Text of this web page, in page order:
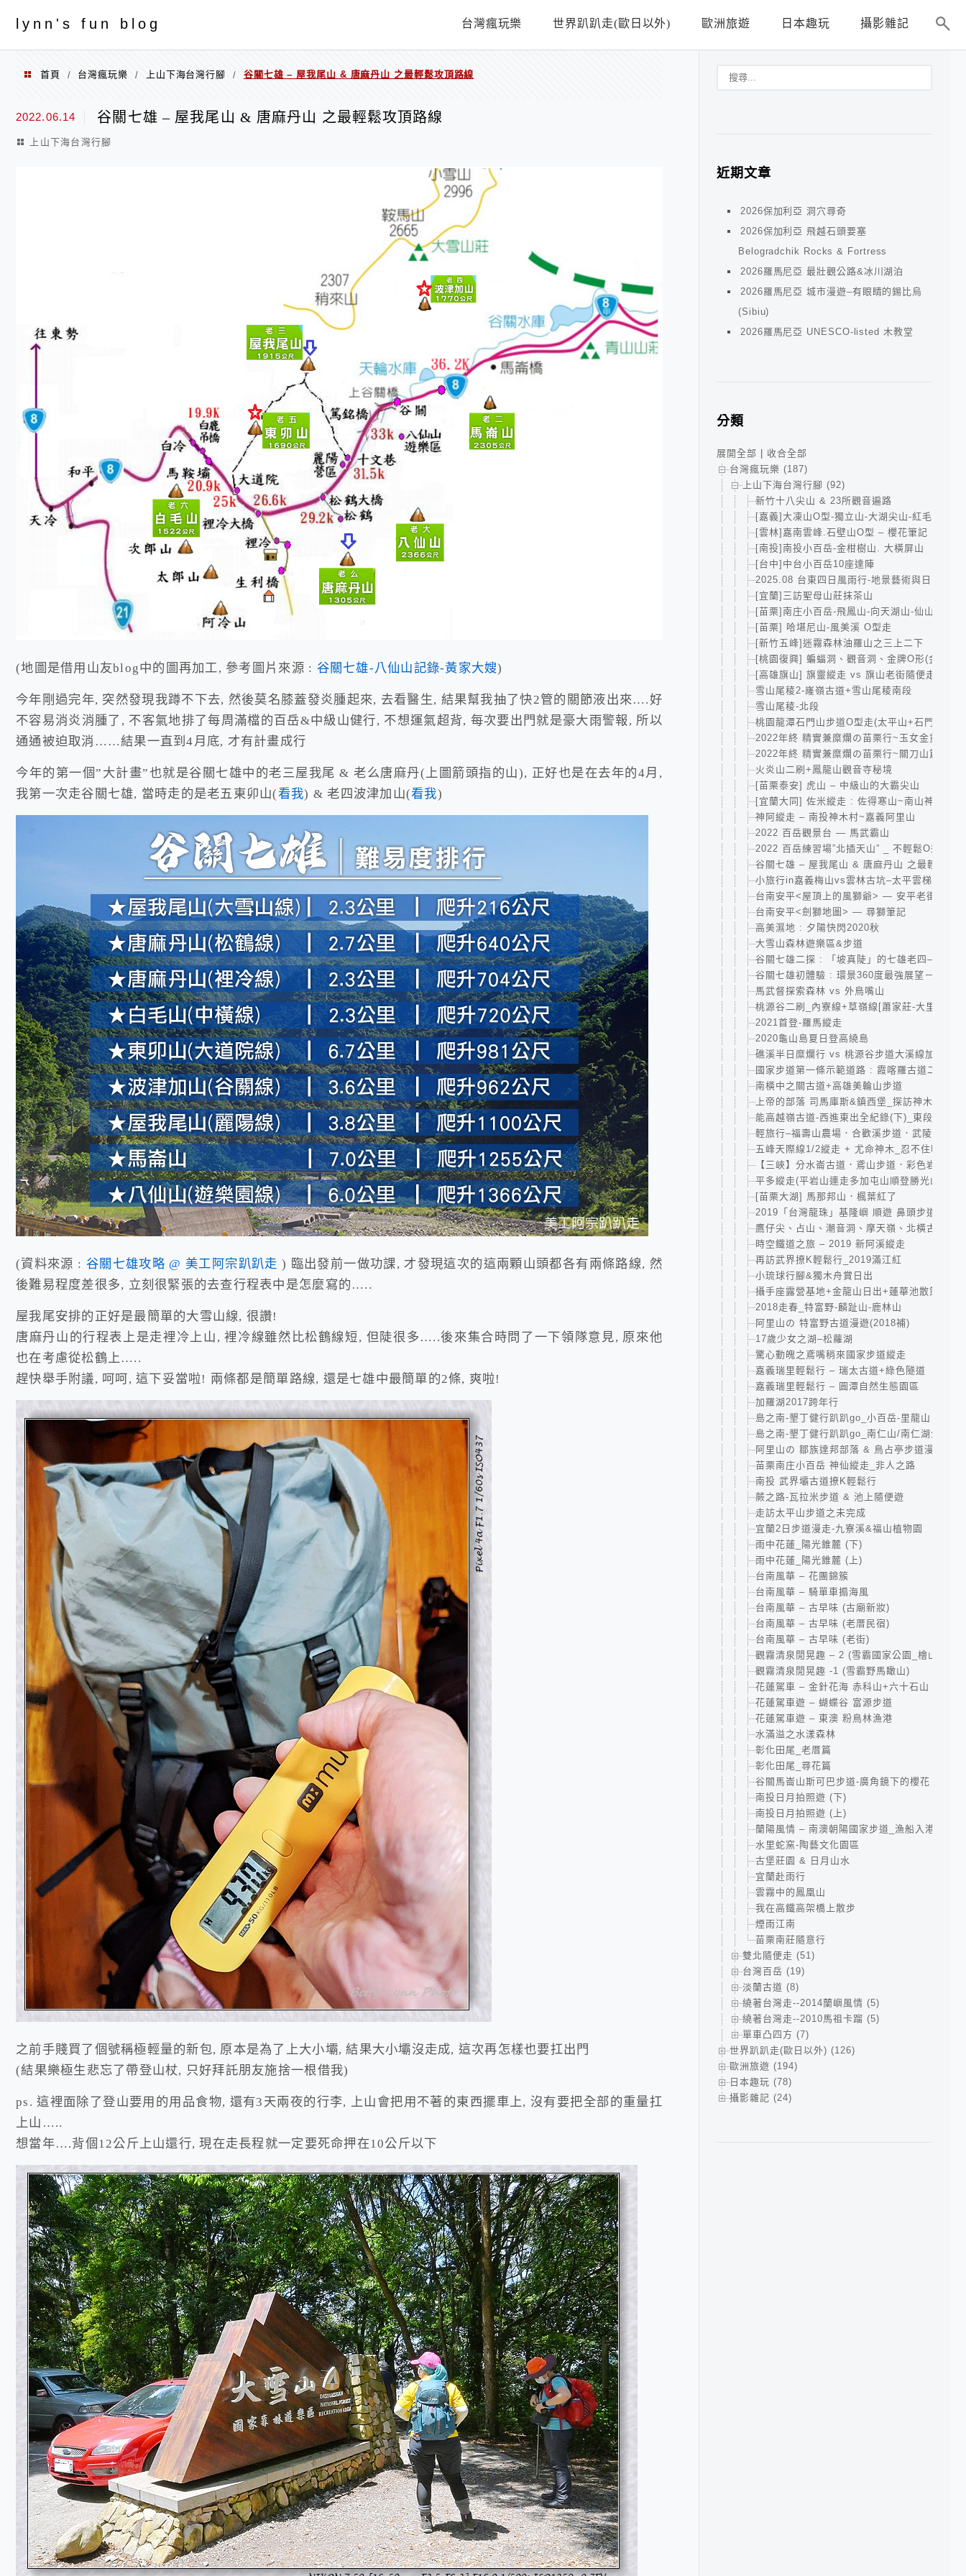
ly nn's fun blog 台灣瘋玩樂 世界趴趴走(歐日以外) 歐洲旅遊 日本趣玩 攝影雜記
首頁 / 台灣瘋玩樂 / 上山下海台灣行腳 / 谷關七雄 – 屋我尾山 & 唐麻丹山 之最輕鬆攻頂路線
2022.06.14 谷關七雄 – 屋我尾山 & 唐麻丹山 之最輕鬆攻頂路線
上山下海台灣行腳
(地圖是借用山友blog中的圖再加工, 參考圖片來源 : 谷關七雄-八仙山記錄-黃家大嫂)
今年剛過完年, 突然發現我蹲不下去, 然後莫名膝蓋發炎腫起來, 去看醫生, 結果幫我抽了快2管的關節液出來….好
不容易消炎消腫了, 不客氣地排了每周滿檔的百岳&中級山健行, 不想運氣超背, 每次要出門就是豪大雨警報, 所以
通通被迫取消……結果一直到4月底, 才有計畫成行
今年的第一個”大計畫”也就是谷關七雄中的老三屋我尾 & 老么唐麻丹(上圖箭頭指的山), 正好也是在去年的4月,
我第一次走谷關七雄, 當時走的是老五東卯山(看我) & 老四波津加山(看我)
(資料來源 : 谷關七雄攻略 @ 美工阿宗趴趴走 ) 臨出發前一做功課, 才發現這次的這兩顆山頭都各有兩條路線, 然
後難易程度差很多, 立刻很緊張的去查行程表中是怎麼寫的…..
屋我尾安排的正好是最簡單的大雪山線, 很讚!
唐麻丹山的行程表上是走裡冷上山, 裡冷線雖然比松鶴線短, 但陡很多…..後來集合時問了一下領隊意見, 原來他
也在考慮從松鶴上…..
趕快舉手附議, 呵呵, 這下妥當啦! 兩條都是簡單路線, 還是七雄中最簡單的2條, 爽啦!
之前手賤買了個號稱極輕量的新包, 原本是為了上大小壩, 結果大小壩沒走成, 這次再怎樣也要扛出門
(結果樂極生悲忘了帶登山杖, 只好拜託朋友施捨一根借我)
ps. 這裡面除了登山要用的用品食物, 還有3天兩夜的行李, 上山會把用不著的東西擺車上, 沒有要把全部的重量扛
上山…..
想當年….背個12公斤上山還行, 現在走長程就一定要死命押在10公斤以下
近期文章
2026保加利亞 洞穴尋奇
2026保加利亞 飛越石頭要塞
Belogradchik Rocks & Fortress
2026羅馬尼亞 最壯觀公路&冰川湖泊
2026羅馬尼亞 城市漫遊–有眼睛的錫比烏
(Sibiu)
2026羅馬尼亞 UNESCO-listed 木教堂
分類
展開全部
收合全部
台灣瘋玩樂 (187)
上山下海台灣行腳 (92)
新竹十八尖山 & 23所觀音遍路
[嘉義]大凍山O型-獨立山-大湖尖山-紅毛埤山小
[雲林]嘉南雲峰.石壁山O型 – 櫻花筆記
[南投]南投小百岳-金柑樹山. 大橫屏山
[台中]中台小百岳10座達陣
2025.08 台東四日風雨行-地景藝術與日出的小
[宜蘭]三訪聖母山莊抹茶山
[苗栗]南庄小百岳-飛鳳山-向天湖山-仙山
[苗栗] 哈堪尼山-風美溪 O型走
[新竹五峰]迷霧森林油羅山之三上二下
[桃園復興] 蝙蝠洞、觀音洞、金牌O形(金平山
[高雄旗山] 旗靈縱走 vs 旗山老街隨便走
雪山尾稜2-嶐嶺古道+雪山尾稜南段
雪山尾稜-北段
桃園龍潭石門山步道O型走(太平山+石門山+小
2022年終 精實兼糜爛の苗栗行~玉女金童汶水
2022年終 精實兼糜爛の苗栗行~關刀山篇
火炎山二刷+鳳龍山觀音寺秘境
[苗栗泰安] 虎山 – 中級山的大霸尖山
[宜蘭大同] 佐米縱走 : 佐得寒山~南山神木群~
神阿縱走 – 南投神木村~嘉義阿里山
2022 百岳觀景台 — 馬武霸山
2022 百岳練習場”北插天山” _ 不輕鬆O型-賀
谷關七雄 – 屋我尾山 & 唐麻丹山 之最輕鬆攻
小旅行in嘉義梅山vs雲林古坑–太平雲梯、大尖
台南安平<屋頂上的風獅爺> — 安平老街亂走
台南安平<劍獅地圖> — 尋獅筆記
高美濕地 : 夕陽快閃2020秋
大雪山森林遊樂區&步道
谷關七雄二探 : 「坡真陡」的七雄老四—波津
谷關七雄初體驗 : 環景360度最強展望－東卯山
馬武督探索森林 vs 外鳥嘴山
桃源谷二刷_內寮線+草嶺線[蕭家莊-大里]
2021首登-羅馬縱走
2020龜山島夏日登高繞島
礁溪半日糜爛行 vs 桃源谷步道大溪線加碼草
國家步道第一條示範道路 : 霞喀羅古道二日｜
南橫中之關古道+高雄美輪山步道
上帝的部落 司馬庫斯&鎮西堡_探訪神木群
能高越嶺古道-西進東出全紀錄(下)_東段+花草
輕旅行–福壽山農場．合歡溪步道．武陵農場
五峰天際線1/2縱走 + 尤命神木_忍不住喊救命
【三峽】分水崙古道．鳶山步道．彩色岩壁
平多縱走(平岩山連走多加屯山順登勝光山)
[苗栗大湖] 馬那邦山．楓葉紅了
2019「台灣龍珠」基隆嶼 順遊 鼻頭步道．潮
鷹仔尖、占山、潮音洞、摩天嶺、北橫古道、
時空鐵道之旅 – 2019 新阿溪縱走
再訪武界撩K輕鬆行_2019滿江紅
小琉球行腳&獨木舟賞日出
攝手座露營基地+金龍山日出+蓮華池散策
2018走春_特富野-麟趾山-鹿林山
阿里山の 特富野古道漫遊(2018補)
17歲少女之湖–松蘿湖
驚心動魄之鳶嘴稍來國家步道縱走
嘉義瑞里輕鬆行 – 瑞太古道+綠色隧道
嘉義瑞里輕鬆行 – 圓潭自然生態園區
加羅湖2017跨年行
島之南-墾丁健行趴趴go_小百岳-里龍山
島之南-墾丁健行趴趴go_南仁山/南仁湖生態保
阿里山の 鄒族達邦部落 & 鳥占亭步道漫遊
苗栗南庄小百岳 神仙縱走_非人之路
南投 武界壩古道撩K輕鬆行
蕨之路-瓦拉米步道 & 池上隨便遊
走訪太平山步道之未完成
宜蘭2日步道漫走-九寮溪&福山植物園
雨中花蓮_陽光錐麓 (下)
雨中花蓮_陽光錐麓 (上)
台南風華 – 花團錦簇
台南風華 – 騎單車搧海風
台南風華 – 古早味 (古廟新妝)
台南風華 – 古早味 (老厝民宿)
台南風華 – 古早味 (老街)
觀霧清泉閒晃趣 – 2 (雪霸國家公園_檜山巨木
觀霧清泉閒晃趣 -1 (雪霸野馬瞰山)
花蓮駕車 – 金針花海 赤科山+六十石山
花蓮駕車遊 – 蝴蝶谷 富源步道
花蓮駕車遊 – 東澳 粉鳥林漁港
水滿溢之水漾森林
彰化田尾_老厝篇
彰化田尾_尋花篇
谷關馬崙山斯可巴步道-廣角鏡下的櫻花
南投日月拍照遊 (下)
南投日月拍照遊 (上)
蘭陽風情 – 南澳朝陽國家步道_漁船入港
水里蛇窯-陶藝文化園區
古堡莊園 & 日月山水
宜蘭赴雨行
雲霧中的鳳凰山
我在高鐵高架橋上散步
煙雨江南
苗栗南莊隨意行
雙北隨便走 (51)
台灣百岳 (19)
淡蘭古道 (8)
繞著台灣走--2014蘭嶼風情 (5)
繞著台灣走--2010馬祖卡蹓 (5)
單車凸四方 (7)
世界趴趴走(歐日以外) (126)
歐洲旅遊 (194)
日本趣玩 (78)
攝影雜記 (24)